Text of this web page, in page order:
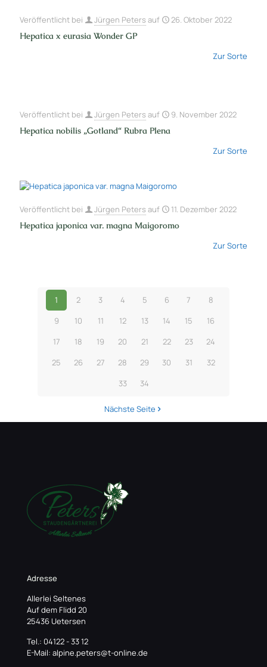
Veröffentlicht bei Jürgen Peters auf
26. Oktober 2022
Hepatica x eurasia Wonder GP
Zur Sorte
Veröffentlicht bei Jürgen Peters auf
9. November 2022
Hepatica nobilis „Gotland“ Rubra Plena
Zur Sorte
Veröffentlicht bei Jürgen Peters auf
11. Dezember 2022
Hepatica japonica var. magna Maigoromo
Zur Sorte
1 2 3 4 5 6 7
8
9
10 11 12 13 14 15
16
17
18 19 20 21 22 23
24
25
26 27 28 29 30 31
32
33
34
Nächste Seite
Adresse
Allerlei Seltenes
Auf dem Flidd 20
25436 Uetersen
Tel.: 04122 - 33 12
E-Mail: alpine.peters@t-online.de